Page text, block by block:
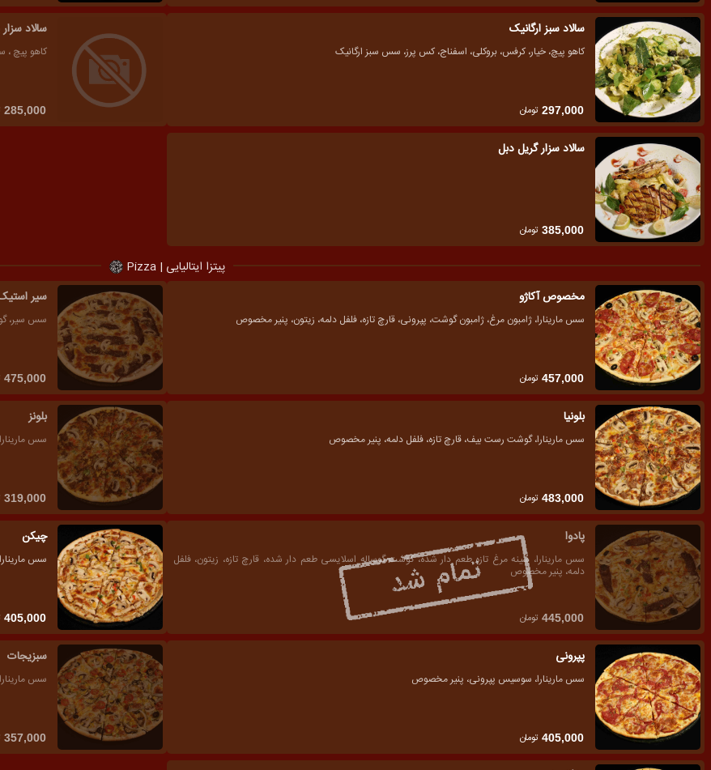
سالاد سبز ارگانیک
کاهو پیچ، خیار، کرفس، بروکلی، اسفناج، کس پرز، سس سبز ارگانیک
297,000 تومان
سالاد
کاهو پیچ ،
285,000
سالاد سزار گریل دبل
385,000 تومان
پیتزا ایتالیایی | Pizza
مخصوص آکاژو
سس مارینارا، ژامبون مرغ، ژامبون گوشت، پپرونی، قارچ تازه، فلفل دلمه، زیتون، پنیر مخصوص
457,000 تومان
سیر
سس سیر،
475,000
بلونیا
سس مارینارا، گوشت رست بیف، قارچ تازه، فلفل دلمه، پنیر مخصوص
483,000 تومان
بلونز
سس
319,000
پادوا
سس مارینارا، سینه مرغ تازه طعم دار شده، گوشت گوساله اسلایسی طعم دار شده، قارچ تازه، زیتون، فلفل
دلمه، پنیر مخصوص
445,000 تومان
چیکن
سس
405,000
پپرونی
سس مارینارا، سوسیس پپرونی، پنیر مخصوص
405,000 تومان
سبزیجات
سس
357,000